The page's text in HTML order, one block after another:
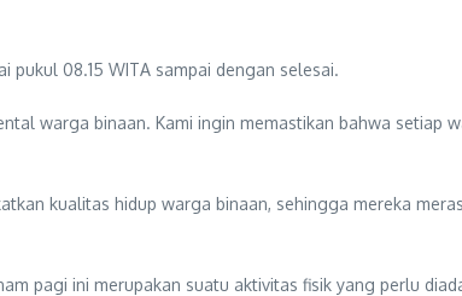
08.15 WITA sampai dengan selesai.
warga binaan. Kami ingin memastikan bahwa setiap
kualitas hidup warga binaan, sehingga mereka
pagi ini merupakan suatu aktivitas fisik yang perlu